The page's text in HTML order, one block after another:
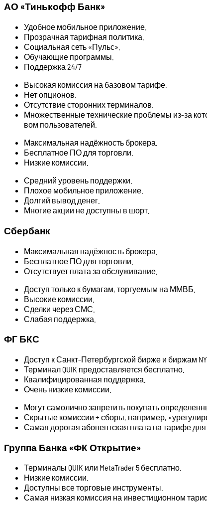
АО «Тинькофф Банк»
Удобное мобильное приложение.
Прозрачная тарифная политика.
Социальная сеть «Пульс».
Обучающие программы.
Поддержка 24/7
Высокая комиссия на базовом тарифе.
Нет опционов.
Отсутствие сторонних терминалов.
Множественные технические проблемы из-за
вом пользователей.
Максимальная надёжность брокера.
Бесплатное ПО для торговли.
Низкие комиссии.
Средний уровень поддержки.
Плохое мобильное приложение.
Долгий вывод денег.
Многие акции не доступны в шорт.
Сбербанк
Максимальная надёжность брокера.
Бесплатное ПО для торговли.
Отсутствует плата за обслуживание.
Доступ только к бумагам, торгуемым на ММВБ.
Высокие комиссии.
Сделки через СМС.
Слабая поддержка.
ФГ БКС
Доступ к Санкт-Петербургской бирже и биржам
Терминал QUIK предоставляется бесплатно.
Квалифицированная поддержка.
Очень низкие комиссии.
Могут самолично запретить покупать
Скрытые комиссии + сборы, например,
Самая дорогая абонентская плата на тарифе для
Группа Банка «ФК Открытие»
Терминалы QUIK или MetaTrader 5 бесплатно.
Низкие комиссии.
Доступны все торговые инструменты.
Самая низкая комиссия на инвестиционном